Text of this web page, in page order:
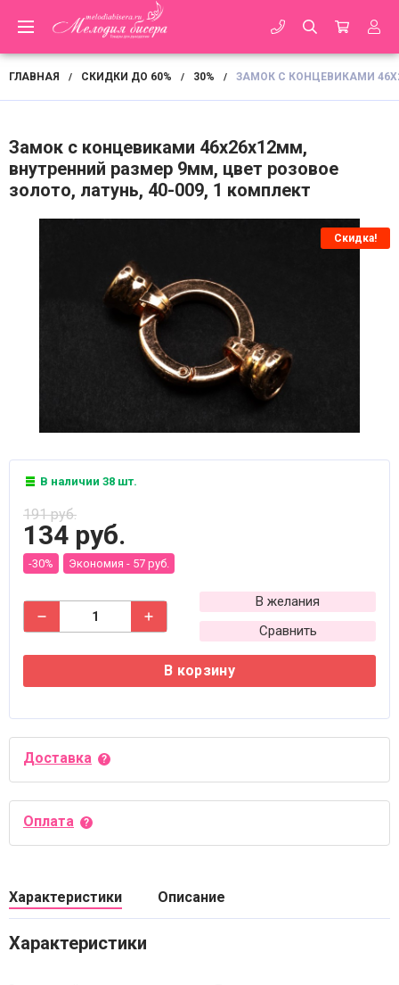
ГЛАВНАЯ / СКИДКИ ДО 60% / 30% / ЗАМОК С КОНЦЕВИКАМИ
Замок с концевиками 46х26х12мм,
внутренний размер 9мм, цвет розовое
золото, латунь, 40-009, 1 комплект
Скидка!
В наличии 38 шт.
191 руб.
134 руб.
-30% Экономия - 57 руб.
В желания
Сравнить
В корзину
Доставка
Оплата
Характеристики Описание
Характеристики